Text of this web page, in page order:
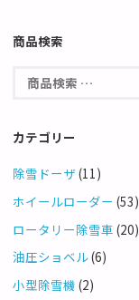
商品検索
カテゴリー
除雪ドーザ(11)
ホイールローダー (53)
ロータリー除雪車 (20)
油圧ショベル(6)
小型除雪機 (2)